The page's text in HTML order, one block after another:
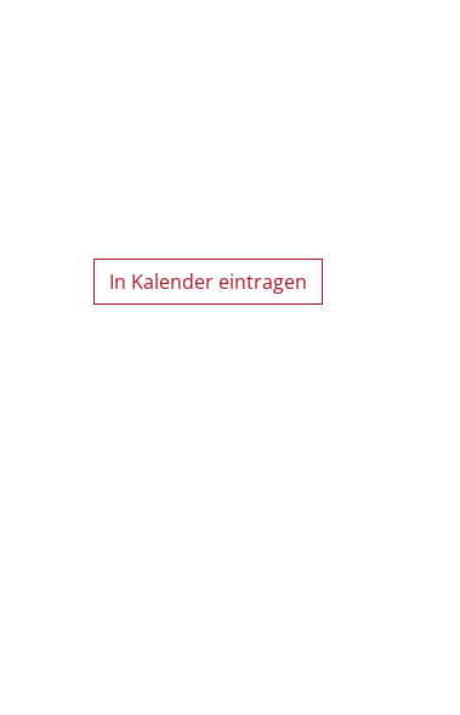
In Kalender eintragen